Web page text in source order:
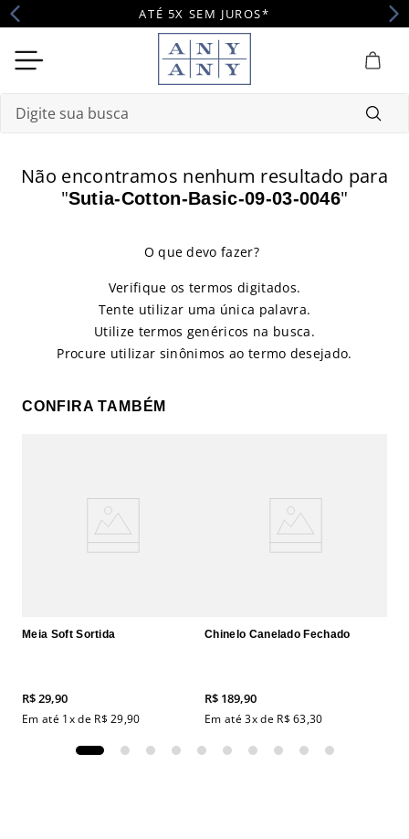
ATÉ 5X SEM JUROS*
Não encontramos nenhum resultado para
"Sutia-Cotton-Basic-09-03-0046"
Verifique os termos digitados.
Tente utilizar uma única palavra.
Utilize termos genéricos na busca.
Procure utilizar sinônimos ao termo desejado.
CONFIRA TAMBÉM
Meia Soft Sortida
R$29,90
Em até 1x de R$ 29,90
Chinelo Canelado Fechado
R$ 189,90
Em até3x de R$ 63,30
camisola